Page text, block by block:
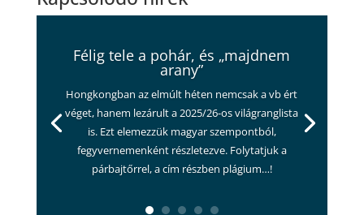
Félig tele a pohár, és „majdnem
arany”
Hongkongban az elmúlt héten nemcsak a vb ért
véget, hanem lezárult a 2025/26-os világranglista
is. Ezt elemezzük magyar szempontból,
fegyvernemenként részletezve. Folytatjuk a
párbajtőrrel, a cím részben plágium…!